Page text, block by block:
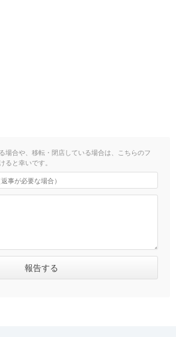
場合や、移転・閉店している場合は、こちらのフ
ると幸いです。